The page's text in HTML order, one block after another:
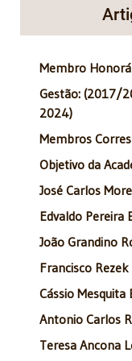
Membro
Gestão: (2017/
2024)
Membros
Objetivo da
José Carlos
Edvaldo Pereira
João Grandino
Francisco Rezek
Cássio Mesquita
Antonio Carlos
Teresa Ancona